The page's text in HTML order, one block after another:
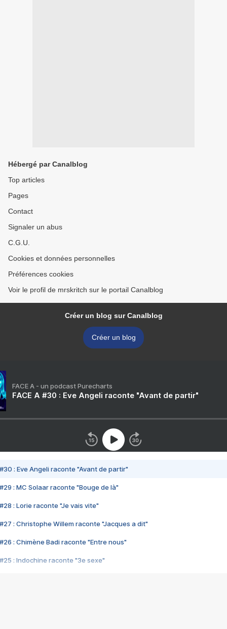
Hébergé par Canalblog
Top articles
Pages
Contact
Signaler un abus
C.G.U.
Cookies et données personnelles
Préférences cookies
Voir le profil de mrskritch sur le portail Canalblog
Créer un blog sur Canalblog
Créer un blog
FACE A - un podcast Purecharts
FACE A #30 : Eve Angeli raconte "Avant de partir"
#30 : Eve Angeli raconte "Avant de partir"
#29 : MC Solaar raconte "Bouge de là"
#28 : Lorie raconte "Je vais vite"
#27 : Christophe Willem raconte "Jacques a dit"
#26 : Chimène Badi raconte "Entre nous"
#25 : Indochine raconte "3e sexe"